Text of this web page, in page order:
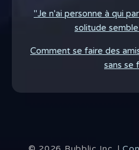
"Je n'ai personne à qui
solitude
Comment se faire des
sans se